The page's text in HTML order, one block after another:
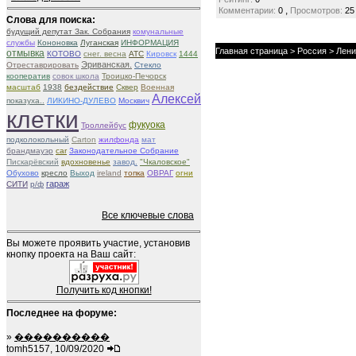
Слова для поиска:
будущий депутат Зак. Собрания комунальные
службы Кононовка Луганская ИНФОРМАЦИЯ
отмывка КОТОВО снег. весна АТС Кировск 1444
Отреставрировать Эриванская. Стекло
кооператив совок школа Троицко-Печорск
масштаб 1938 бездействие Сквер Военная
показуха..
ЛИКИНО-ДУЛЕВО Москвич Алексей
клетки Троллейбус фукуока
подколокольный Carton жилфонда мат
брандмауэр car Законодательное Собрание
Пискарёвский вдохновенье завод.
"Чкаловское"
Обухово кресло Выход ireland топка ОВРАГ огни
СИТИ р/ф гараж
Все ключевые слова
Вы можете проявить участие, установив
кнопку проекта на Ваш сайт:
Получить код кнопки!
Последнее на форуме:
» ����������
tomh5157, 10/09/2020
Комментарии: 0 , Просмотров: 25
Главная страница > Россия >